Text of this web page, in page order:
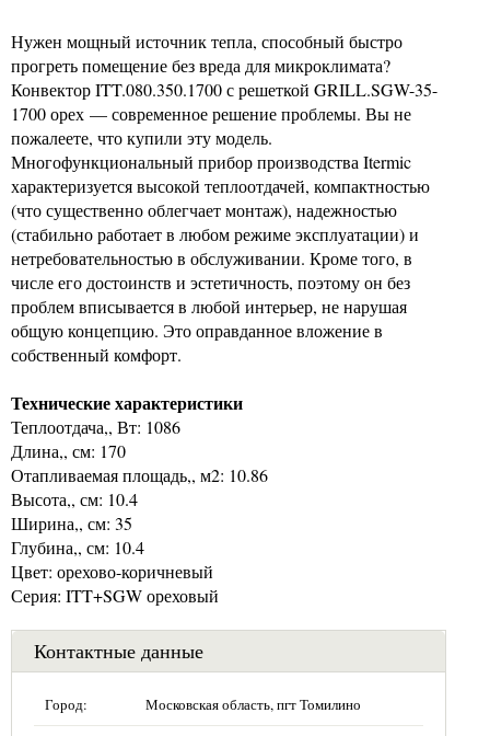
Нужен мощный источник тепла, способный быстро
прогреть помещение без вреда для микроклимата?
Конвектор ITT.080.350.1700 с решеткой GRILL.SGW-35-
1700 орех — современное решение проблемы. Вы не
пожалеете, что купили эту модель.
Многофункциональный прибор производства Itermic
характеризуется высокой теплоотдачей, компактностью
(что существенно облегчает монтаж), надежностью
(стабильно работает в любом режиме эксплуатации) и
нетребовательностью в обслуживании. Кроме того, в
числе его достоинств и эстетичность, поэтому он без
проблем вписывается в любой интерьер, не нарушая
общую концепцию. Это оправданное вложение в
собственный комфорт.
Технические характеристики
Теплоотдача,, Вт: 1086
Длина,, см: 170
Отапливаемая площадь,, м2: 10.86
Высота,, см: 10.4
Ширина,, см: 35
Глубина,, см: 10.4
Цвет: орехово-коричневый
Серия: ITT+SGW ореховый
Контактные данные
Город: Московская область, пгт Томилино